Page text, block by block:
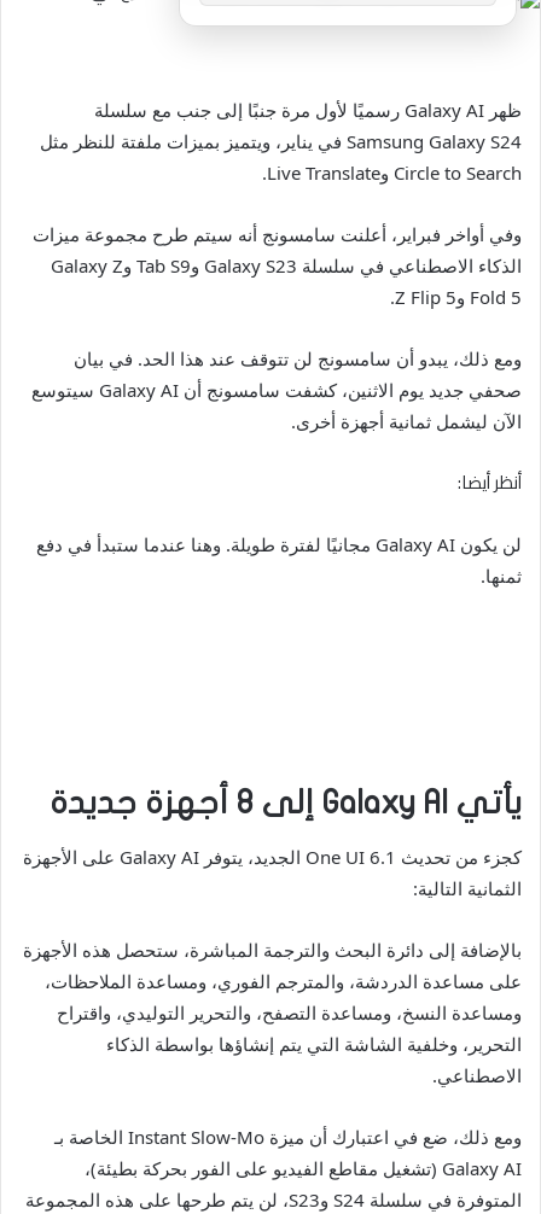
ظهر Galaxy AI رسميًا لأول مرة جنبًا إلى جنب مع سلسلة
Samsung Galaxy S24 في يناير، ويتميز بميزات ملفتة للنظر مثل
Circle to Search وLive Translate.
وفي أواخر فبراير، أعلنت سامسونج أنه سيتم طرح مجموعة ميزات
الذكاء الاصطناعي في سلسلة Galaxy S23 وTab S9 وGalaxy Z
Fold 5 وZ Flip 5.
ومع ذلك، يبدو أن سامسونج لن تتوقف عند هذا الحد. في بيان
صحفي جديد يوم الاثنين، كشفت سامسونج أن Galaxy AI سيتوسع
الآن ليشمل ثمانية أجهزة أخرى.
أنظر أيضا:
لن يكون Galaxy AI مجانيًا لفترة طويلة. وهنا عندما ستبدأ في دفع
ثمنها.
يأتي Galaxy AI إلى 8 أجهزة جديدة
كجزء من تحديث One UI 6.1 الجديد، يتوفر Galaxy AI على الأجهزة
الثمانية التالية:
بالإضافة إلى دائرة البحث والترجمة المباشرة، ستحصل هذه الأجهزة
على مساعدة الدردشة، والمترجم الفوري، ومساعدة الملاحظات،
ومساعدة النسخ، ومساعدة التصفح، والتحرير التوليدي، واقتراح
التحرير، وخلفية الشاشة التي يتم إنشاؤها بواسطة الذكاء
الاصطناعي.
ومع ذلك، ضع في اعتبارك أن ميزة Instant Slow-Mo الخاصة بـ
Galaxy AI (تشغيل مقاطع الفيديو على الفور بحركة بطيئة)،
المتوفرة في سلسلة S24 وS23، لن يتم طرحها على هذه المجموعة